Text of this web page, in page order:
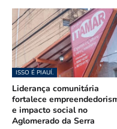
ISSO É PIAUÍ.
Liderança comunitária
fortalece
e impacto social no
Aglomerado da Serra